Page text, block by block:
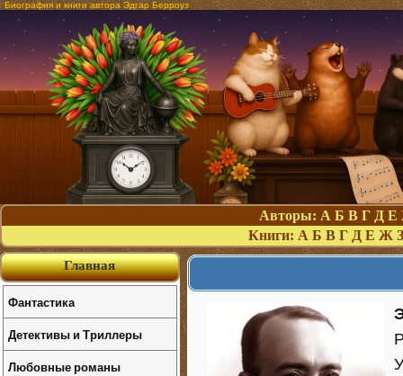
Биография и книги автора Эдгар Берроуз
Авторы: А Б В Г Д Е
Книги: А Б В Г Д Е Ж З
Главная
Фантастика
Детективы и Триллеры
Любовные романы